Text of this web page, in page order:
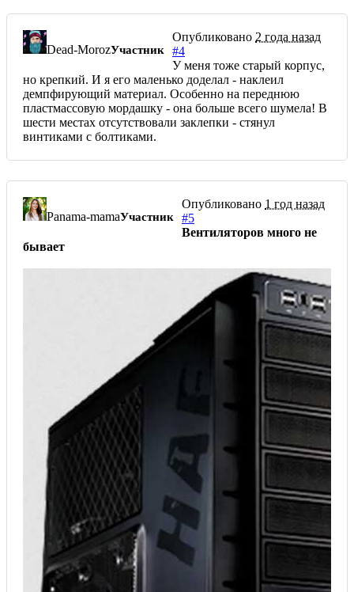
Dead-MorozУчастник
Опубликовано 2 года назад
#4
У меня тоже старый корпус,
но крепкий. И я его маленько доделал - наклеил
демпфирующий материал. Особенно на переднюю
пластмассовую мордашку - она больше всего шумела! В
шести местах отсутствовали заклепки - стянул
винтиками с болтиками.
Panama-mamaУчастник
Опубликовано 1 год назад
#5
Вентиляторов много не
бывает